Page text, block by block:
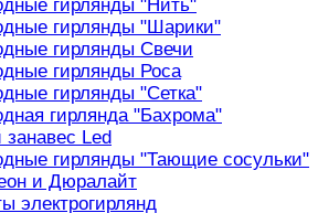
гирлянды "Нить"
гирлянды "Шарики"
гирлянды Свечи
гирлянды Роса
гирлянды "Сетка"
гирлянда "Бахрома"
Led
гирлянды "Тающие сосульки"
и Дюралайт
электрогирлянд